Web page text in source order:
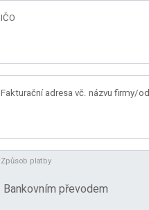
IČO
Fakturační adresa vč. názvu firmy/
Způsob platby